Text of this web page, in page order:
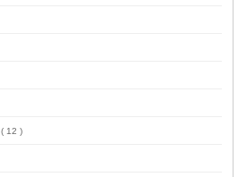
( 12 )